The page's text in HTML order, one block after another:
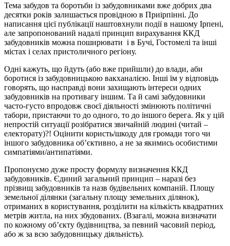
Тема забудов та боротьби із забудовниками вже добрих два
десятки років залишається провідною в Приірпінні. До
написання цієї публікації наштовхнули події в нашому Ірпені,
але запропонований надалі принцип вирахування ККД
забудовників можна поширювати і в Бучі, Гостомелі та інші
містах і селах пристоличного регіону.
Одні кажуть, що йдуть (або вже прийшли) до влади, аби
боротися із забудовницькою вакханалією. Інші їм у відповідь
говорять, що насправді вони захищають інтереси одних
забудовників на противагу іншим. Та й самі забудовники
часто-густо впродовж своєї діяльності змінюють політичні
табори, пристаючи то до одного, то до іншого берега. Як у цій
непростій ситуації розібратися звичайній людині (читай –
електорату)?! Оцінити користь/шкоду для громади того чи
іншого забудовника об’єктивно, а не за якимись особистими
симпатіями/антипатіями.
Пропонуємо дуже просту формулу визначення ККД
забудовників. Єдиний загальний принцип – наразі без
прізвищ забудовників та назв будівельних компаній. Площу
земельної ділянки (загальну площу земельних ділянок),
отриманих в користування, розділити на кількість квадратних
метрів житла, на них збудованих. (Взагалі, можна визначати
по кожному об’єкту будівництва, за певний часовий період,
або ж за всю забудовницьку діяльність).